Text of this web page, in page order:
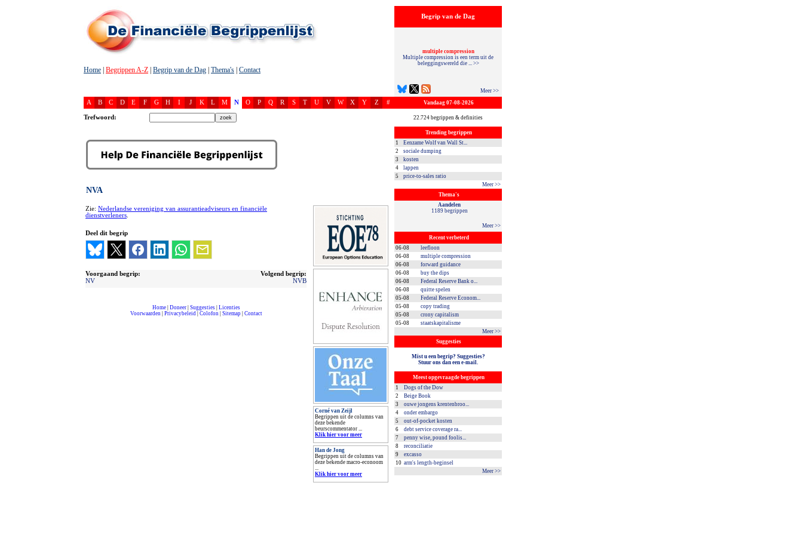
Home Begrippen A-Z Begrip van de Dag Thema's Contact
A B C D E F G H I J K L M N O P Q R S T U V W X Y Z #
Trefwoord:
Begrip van de Dag
Meer >>
multiple compression
Multiple compression is een term uit de
beleggingswereld die ... >>
Vandaag 07-08-2026
22.724 begrippen & definities
Trending begrippen
1
Eenzame Wolf van Wall St...
2
sociale dumping
3
kosten
4
lappen
5
price-to-sales ratio
Meer >>
Thema's
Aandelen
1189 begrippen
Meer >>
Recent verbeterd
06-08
leefloon
06-08
multiple compression
06-08
forward guidance
06-08
buy the dips
06-08
Federal Reserve Bank o...
06-08
quitte spelen
05-08
Federal Reserve Econom...
05-08
copy trading
05-08
crony capitalism
05-08
staatskapitalisme
Meer >>
Suggesties
Mist u een begrip? Suggesties?
Stuur ons dan een e-mail.
Meest opgevraagde begrippen
1
Dogs of the Dow
2
Beige Book
3
ouwe jongens krentenbroo...
4
onder embargo
5
out-of-pocket kosten
6
debt service coverage ra...
7
penny wise, pound foolis...
8
reconciliatie
9
excasso
10 arm's length-beginsel
Meer >>
NVA
Zie: Nederlandse vereniging van assurantieadviseurs en financiële
dienstverleners
Deel dit begrip
Voorgaand begrip:
NV
Volgend begrip:
NVB
Home| Doneer| Suggesties| Licenties
Voorwaarden| Privacybeleid| Colofon| Sitemap| Contact
Corné van Zeijl
Begrippen uit de columns van
deze bekende
beurscommentator ...
Klik hier voor meer
Han de Jong
Begrippen uit de columns van
deze bekende macro-econoom
...
Klik hier voor meer